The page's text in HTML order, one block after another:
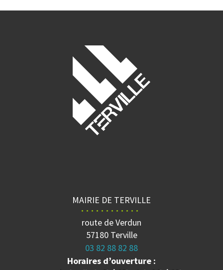
MAIRIE DE TERVILLE
route de Verdun
57180 Terville
03 82 88 82 88
Horaires d’ouverture :